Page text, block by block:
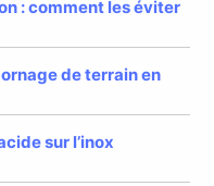
: comment les éviter
de terrain en
sur l’inox